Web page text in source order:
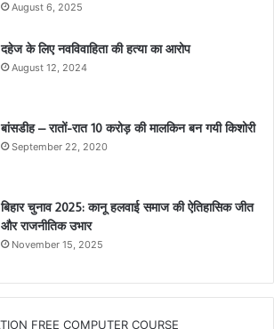
August 6, 2025
दहेज के लिए नवविवाहिता की हत्या का आरोप
August 12, 2024
बांसडीह – रातों-रात 10 करोड़ की मालकिन बन गयी किशोरी
September 22, 2020
बिहार चुनाव 2025: कानू हलवाई समाज की ऐतिहासिक जीत
और राजनीतिक उभार
November 15, 2025